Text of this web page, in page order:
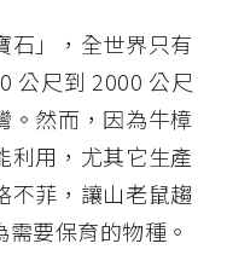
石」，全世界只有
公尺到 2000 公尺
。然而，因為牛樟
利用，尤其它生產
不菲，讓山老鼠趨
要保育的物種。